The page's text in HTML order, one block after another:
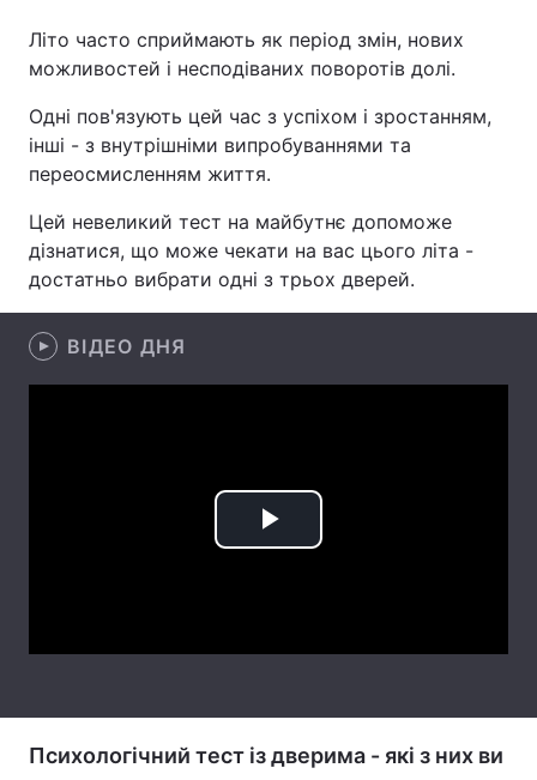
Головна Війна
Україна Політика
Економіка
Спорт Наука
Техно і зв'язок Лайт
Зброя
Здоров'я Туризм
Регіони
Архів Вакансії
Літо часто сприймають як період змін, нових
можливостей і несподіваних поворотів долі.
Одні пов'язують цей час з успіхом і зростанням,
інші - з внутрішніми випробуваннями та
переосмисленням життя.
Цей невеликий тест на майбутнє допоможе
дізнатися, що може чекати на вас цього літа -
достатньо вибрати одні з трьох дверей.
ВІДЕО ДНЯ
Play
Психологічний тест із дверима - які з них ви